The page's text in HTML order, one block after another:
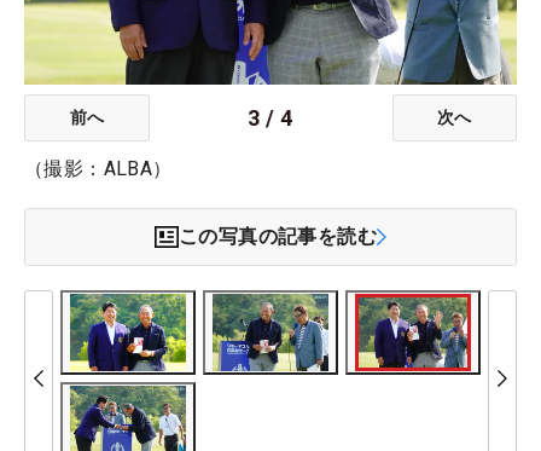
前へ 3 /4 次へ
（撮影：ALBA）
この写真の記事を読む